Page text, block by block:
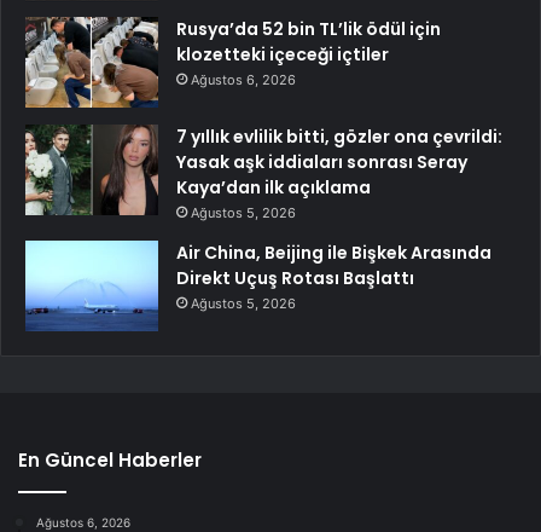
Rusya’da 52 bin TL’lik ödül için
klozetteki içeceği içtiler
Ağustos 6, 2026
7 yıllık evlilik bitti, gözler ona çevrildi:
Yasak aşk iddiaları sonrası Seray
Kaya’dan ilk açıklama
Ağustos 5, 2026
Air China, Beijing ile Bişkek Arasında
Direkt Uçuş Rotası Başlattı
Ağustos 5, 2026
En Güncel Haberler
Ağustos 6, 2026